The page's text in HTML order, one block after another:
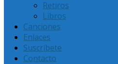
Retiros
Libros
Canciones
Enlaces
Suscríbete
Contacto